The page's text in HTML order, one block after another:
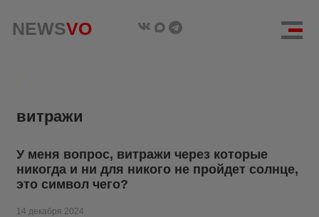
NEWSVO
NEWSVO
витражи
У меня вопрос, витражи через которые
никогда и ни для никого не пройдет солнце,
это символ чего?
14 декабря 2024